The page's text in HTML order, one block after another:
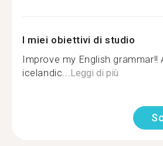
I miei obiettivi di studio
Improve my English grammar!!
icelandic... Leggi di più